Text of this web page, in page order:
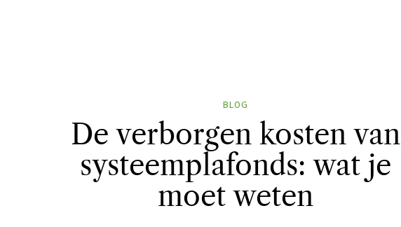
BLOG
De verborgen kosten van
systeemplafonds: wat je
moet weten